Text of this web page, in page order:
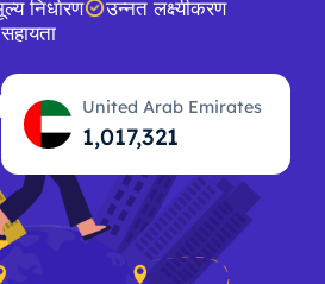
निर्धारण
उन्नत लक्ष्यीकरण
United Arab Emirates
1,017,322